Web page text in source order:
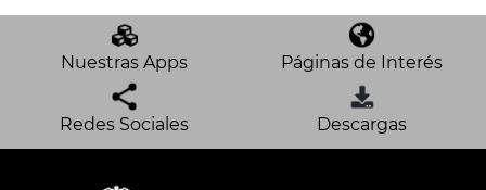
Nuestras Apps Páginas de Interés
Redes Sociales Descargas